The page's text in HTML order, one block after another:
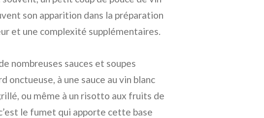
son apparition dans la préparation
et une complexité supplémentaires.
nombreuses sauces et soupes
onctueuse, à une sauce au vin blanc
ou même à un risotto aux fruits de
le fumet qui apporte cette base